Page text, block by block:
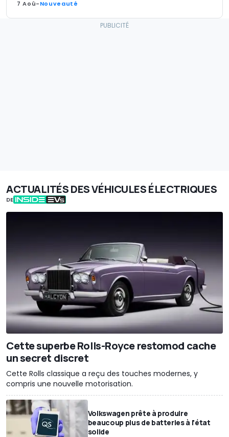
7 Aoû-Nouveauté
ACTUALITÉS DES VÉHICULES ÉLECTRIQUES
DE
Cette superbe Rolls-Royce restomod cache
un secret discret
Cette Rolls classique a reçu des touches modernes, y
compris une nouvelle motorisation.
Volkswagen prête à produire
beaucoup plus de batteries à l'état
solide